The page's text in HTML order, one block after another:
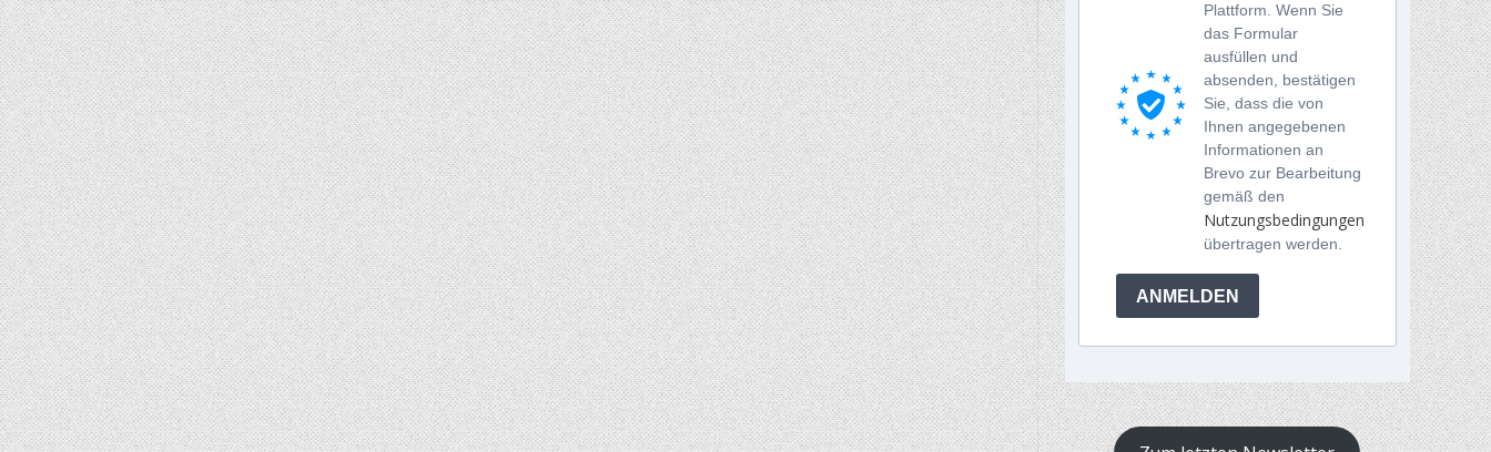
Plattform. Wenn Sie
das Formular
ausfüllen und
absenden, bestätigen
Sie, dass die von
Ihnen angegebenen
Informationen an
Brevo zur Bearbeitung
gemäß den
Nutzungsbedingungen
übertragen werden.
ANMELDEN